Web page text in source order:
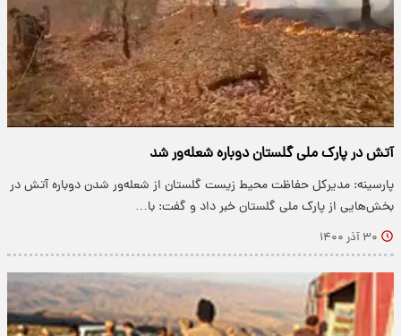
آتش در پارک ملی گلستان دوباره شعله‌ور شد
پارسینه: مدیرکل حفاظت محیط زیست گلستان از شعله‌ور شدن دوباره آتش در
بخش‌هایی از پارک ملی گلستان خبر داد و گفت: با…
۳۰ آذر ۱۴۰۰